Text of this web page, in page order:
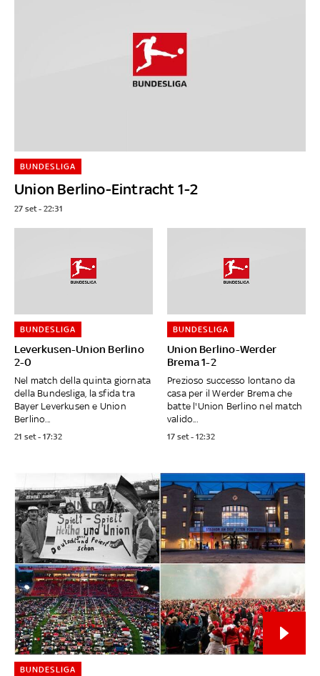
Union Berlino-Eintracht 1-2
BUNDESLIGA
27 set - 22:31
Leverkusen-Union Berlino
2-0
BUNDESLIGA
Nel match della quinta giornata
della Bundesliga, la sfida tra
Bayer Leverkusen e Union
Berlino...
21 set - 17:32
Union Berlino-Werder
Brema 1-2
BUNDESLIGA
Prezioso successo lontano da
casa per il Werder Brema che
batte l'Union Berlino nel match
valido...
17 set - 12:32
BUNDESLIGA